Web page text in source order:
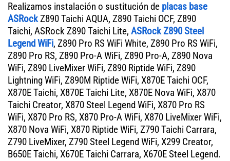
Realizamos instalación o sustitución de placas base
ASRockZ890 Taichi AQUA, Z890 Taichi OCF, Z890
Taichi, ASRock Z890 Taichi Lite, ASRock Z890 Steel
Legend WiFi, Z890 Pro RS WiFi White, Z890 Pro RS WiFi,
Z890 Pro RS, Z890 Pro-A WiFi, Z890 Pro-A, Z890 Nova
WiFi, Z890 LiveMixer WiFi, Z890 Riptide WiFi, Z890
Lightning WiFi, Z890M Riptide WiFi, X870E Taichi OCF,
X870E Taichi, X870E Taichi Lite, X870E Nova WiFi, X870
Taichi Creator, X870 Steel Legend WiFi, X870 Pro RS
WiFi, X870 Pro RS, X870 Pro-A WiFi, X870 LiveMixer WiFi,
X870 Nova WiFi, X870 Riptide WiFi, Z790 Taichi Carrara,
Z790 LiveMixer, Z790 Steel Legend WiFi, X299 Creator,
B650E Taichi, X670E Taichi Carrara, X670E Steel Legend.